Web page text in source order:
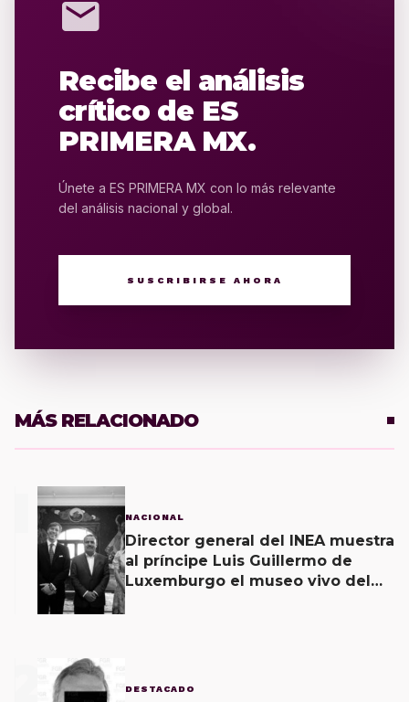
mail
Recibe el análisis
crítico de ES
PRIMERA MX.
Únete a ES PRIMERA MX con lo más relevante
del análisis nacional y global.
SUSCRIBIRSE AHORA
MÁS RELACIONADO
NACIONAL
Director general del INEA muestra
al príncipe Luis Guillermo de
Luxemburgo el museo vivo del
DESTACADO